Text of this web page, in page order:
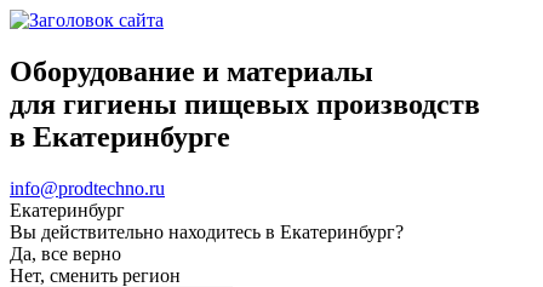
Оборудование и материалы
для гигиены пищевых производств
в Екатеринбурге
info@prodtechno.ru
Екатеринбург
Вы действительно находитесь в Екатеринбург?
Да, все верно
Нет, сменить регион